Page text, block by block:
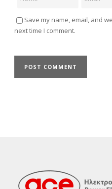
Save my name, email, and
next time I comment.